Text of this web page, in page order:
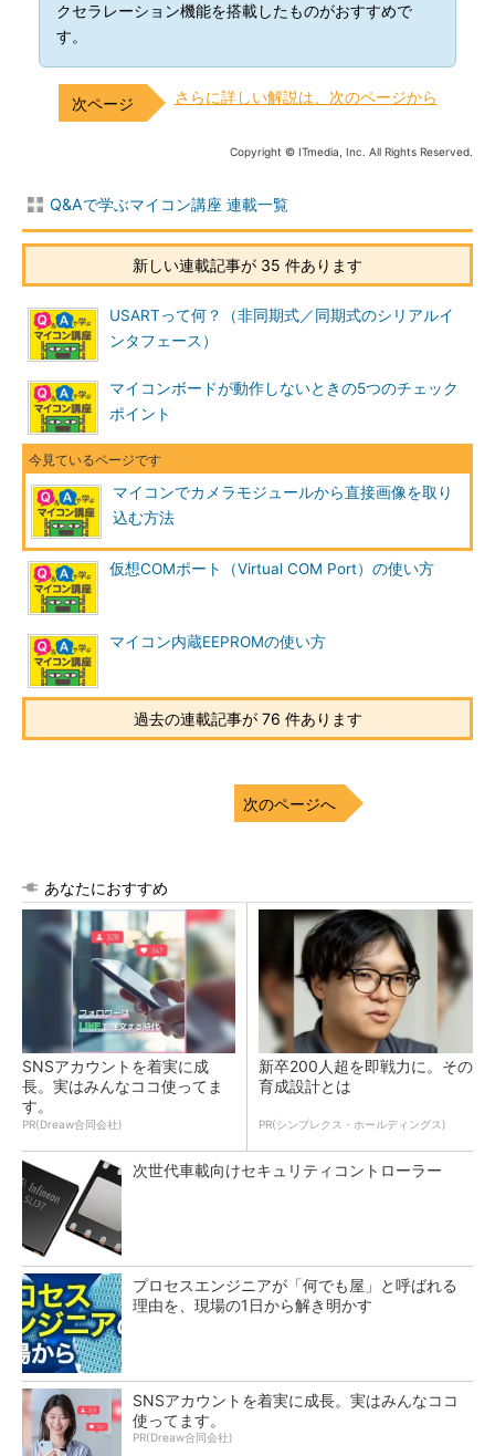
クセラレーション機能を搭載したものがおすすめで
す。
さらに詳しい解説は、次のページから
Copyright © ITmedia, Inc. All Rights Reserved.
Q&Aで学ぶマイコン講座 連載一覧
新しい連載記事が 35 件あります
USARTって何？（非同期式／同期式のシリアルイ
ンタフェース）
マイコンボードが動作しないときの5つのチェック
ポイント
マイコンでカメラモジュールから直接画像を取り
込む方法
仮想COMポート（Virtual COM Port）の使い方
マイコン内蔵EEPROMの使い方
過去の連載記事が 76 件あります
次のページへ
あなたにおすすめ
SNSアカウントを着実に成
長。実はみんなココ使ってま
す。
PR(Dreaw合同会社)
新卒200人超を即戦力に。その
育成設計とは
PR(シンプレクス・ホールディングス)
次世代車載向けセキュリティコントローラー
プロセスエンジニアが「何でも屋」と呼ばれる
理由を、現場の1日から解き明かす
SNSアカウントを着実に成長。実はみんなココ
使ってます。
PR(Dreaw合同会社)